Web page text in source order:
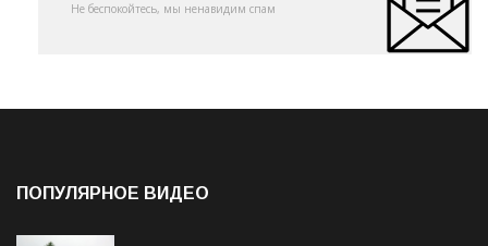
Не беспокойтесь, мы ненавидим спам
ПОПУЛЯРНОЕ ВИДЕО